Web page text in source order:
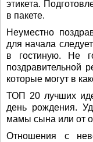
этикета.
в пакете.
Неуместно
для начала
в гостиную. Не
поздравительной
которые могут в
ТОП 20 лучших
день рождения.
мамы сына или от
Отношения с